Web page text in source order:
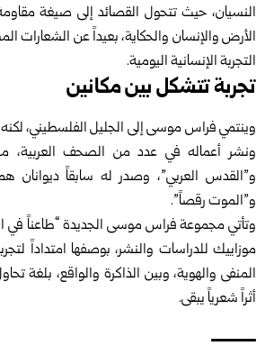
النسيان، حيث تتحول القصائد إلى صيغة
الأرض والإنسان والحكاية، بعيداً عن الشعارات
التجربة الإنسانية اليومية.
تجربة تتشكل بين مكانين
وينتمي فراس موسى إلى الجليل الفلسطيني،
ونشر أعماله في عدد من الصحف العربية،
و”القدس العربي”، وصدر له سابقاً ديوانان
و”الموت رقصاً”.
وتأتي مجموعة فراس موسى الجديدة “طاعناً في
موزاييك للدراسات والنشر، بوصفها امتداداً
المنفى والهوية، وبين الذاكرة والواقع، بلغة
أثراً شعرياً يبقى.